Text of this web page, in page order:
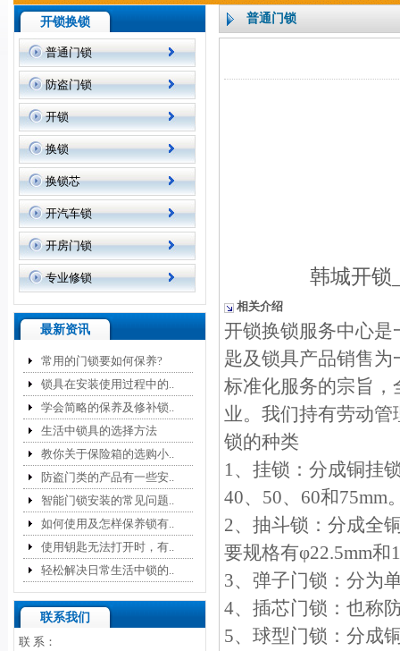
开锁换锁
普通门锁
防盗门锁
开锁
换锁
换锁芯
开汽车锁
开房门锁
专业修锁
最新资讯
常用的门锁要如何保养?
锁具在安装使用过程中的..
学会简略的保养及修补锁..
生活中锁具的选择方法
教你关于保险箱的选购小..
防盗门类的产品有一些安..
智能门锁安装的常见问题..
如何使用及怎样保养锁有..
使用钥匙无法打开时，有..
轻松解决日常生活中锁的..
联系我们
联 系：
普通门锁
韩城开锁
相关介绍
开锁换锁服务中心
匙及锁具产品销售
标准化服务的宗旨
业。我们持有劳动
锁的种类
1、挂锁：分成铜挂
40、50、60和75mm
2、抽斗锁：分成全
要规格有φ22.5mm和
3、弹子门锁：分为
4、插芯门锁：也称
5、球型门锁：分成